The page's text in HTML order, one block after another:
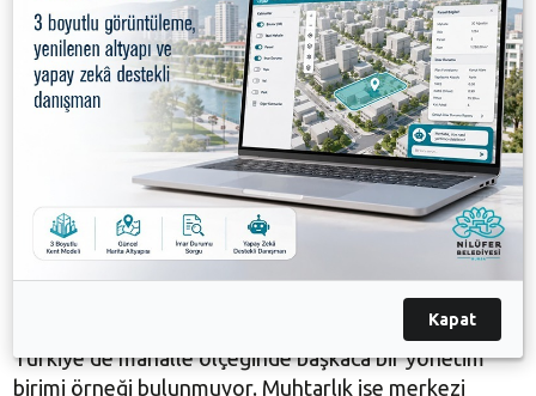
Mahalle Komitesi’nde kararlar 2/3 oy oranıyla alınıyor
ve seçimlerde 1/3 oranında kadın kotası ve 1/3
oranında gençlik kotası aranıyor. Kadın ve genç aday
yoksa sandalyesi boş bırakılıyor.
Mahallenin öncelikli sorunlarının masaya yatırıldığı
komite toplantılarında çok aktörlü, katılımcı bir süreç
işletilmeye çalışılıyor. Ortak İletişim Platformları’na
sorunların aktarılması ile bilgi ve deneyim paylaşımı
Türkiye’de mahalle ölçeğinde başkaca bir yönetim
birimi örneği bulunmuyor. Muhtarlık ise merkezi
Kapat